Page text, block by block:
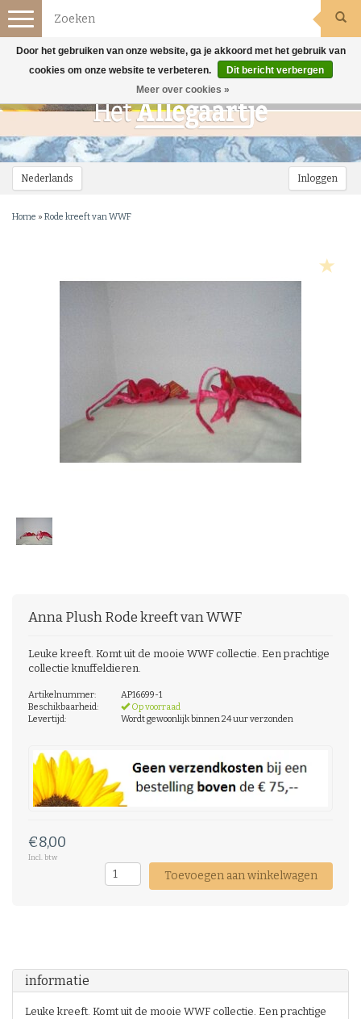
Nederlands Inloggen
Toggle
navigation
Home » Rode kreeft van WWF
Anna PlushRode kreeft van WWF
Leuke kreeft. Komt uit de mooie WWF collectie. Een prachtige
collectie knuffeldieren.
Artikelnummer:
AP16699-1
Beschikbaarheid:
Op voorraad
Levertijd:
Wordt gewoonlijk binnen 24 uur verzonden
€8,00
Incl. btw
Toevoegen aan winkelwagen
informatie
Leuke kreeft. Komt uit de mooie WWF collectie. Een prachtige
Door het gebruiken van onze website, ga je akkoord met het gebruik van
cookies om onze website te verbeteren.
Dit bericht verbergen
Meer over cookies »